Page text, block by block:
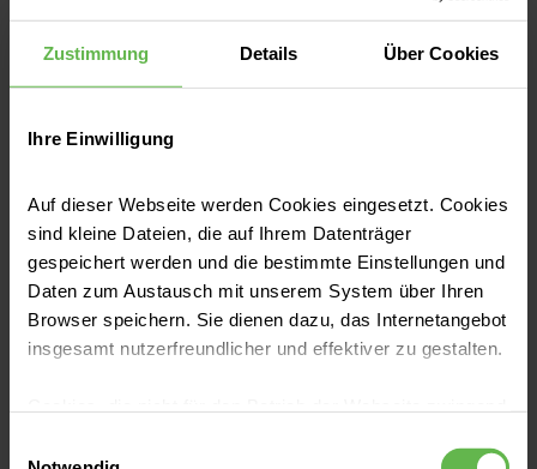
Zustimmung Details Über Cookies
Ihre Einwilligung
Auf dieser Webseite werden Cookies eingesetzt. Cookies
sind kleine Dateien, die auf Ihrem Datenträger
gespeichert werden und die bestimmte Einstellungen und
Daten zum Austausch mit unserem System über Ihren
Browser speichern. Sie dienen dazu, das Internetangebot
insgesamt nutzerfreundlicher und effektiver zu gestalten.
eingesetzt werden.
Mehr erfahren
Wie Nachsorge bei uns aussieht